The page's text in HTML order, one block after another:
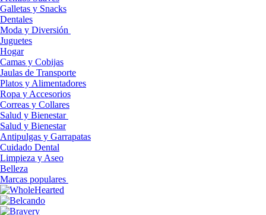
Galletas y Snacks
Dentales
Moda y Diversión
Juguetes
Hogar
Camas y Cobijas
Jaulas de Transporte
Platos y Alimentadores
Ropa y Accesorios
Correas y Collares
Salud y Bienestar
Salud y Bienestar
Antipulgas y Garrapatas
Cuidado Dental
Limpieza y Aseo
Belleza
Marcas populares